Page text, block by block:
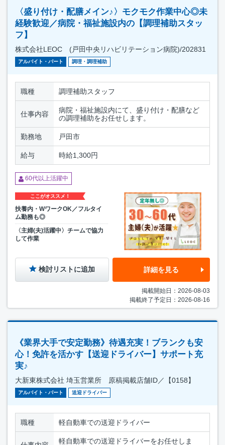
〈盛り付け・配膳メイン♪〉モクモク作業中心◎未
経験歓迎／病院・福祉施設内の【調理補助スタッ
フ】
株式会社LEOC (戸田中央リハビリテーション病院)/202831
アルバイト・パート 調理・調理補助
職種 調理補助スタッフ
仕事内容
病院・福祉施設内にて、盛り付け・配膳など
の調理補助をお任せします。
勤務地 戸田市
給与 時給1,300円
60代以上活躍中
ここがオススメ！
扶養内・WワークOK／フルタイ
ム勤務も◎
〈主婦(夫)活躍中〉チームで協力
して作業
検討リストに追加 詳細を見る
掲載開始日：2026-08-03
掲載終了予定日：2026-08-16
《業界大手で安定勤務》待遇充実！ブランクも安
心！免許を活かす【送迎ドライバー】サポート充
実♪
大新東株式会社 埼玉営業所 原稿掲載店舗ID／【0158】
アルバイト・パート 送迎ドライバー
職種 軽自動車での送迎ドライバー
軽自動車での送迎ドライバーをお任せしま